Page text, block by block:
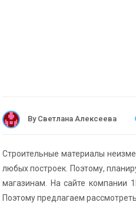
By Светлана Алексеева
Строительные материалы
любых построек. Поэтому,
магазинам. На сайте компании
Поэтому предлагаем